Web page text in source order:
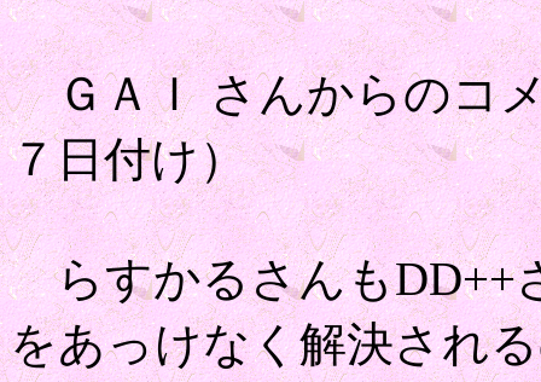
ＧＡＩ さんからのコ
７日付け）
らすかるさんもDD++
をあっけなく解決され